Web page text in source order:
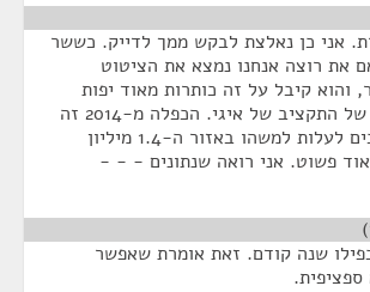
אני כן נאלצת לבקש ממך לדייק. כששר
את רוצה אנחנו נמצא את הציטוט
והוא קיבל על זה כותרות מאוד יפות
בתקשורת: הכפלה של התקציב של איגי. הכפלה מ-2014 זה
אומר שאנחנו צריכים לעלות למשהו באזור ה-1.4 מיליון
פשוט. אני רואה שנתונים - - -
שנה קודם. זאת אומרת שאפשר